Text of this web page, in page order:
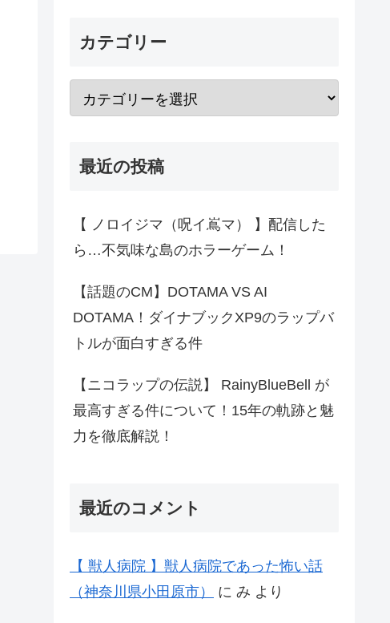
カテゴリー
最近の投稿
【 ノロイジマ（呪イ嶌マ） 】配信した
ら…不気味な島のホラーゲーム！
【話題のCM】DOTAMA VS AI
DOTAMA！ダイナブックXP9のラップバ
トルが面白すぎる件
【ニコラップの伝説】 RainyBlueBell が
最高すぎる件について！15年の軌跡と魅
力を徹底解説！
最近のコメント
【 獣人病院 】獣人病院であった怖い話
（神奈川県小田原市）
に み より